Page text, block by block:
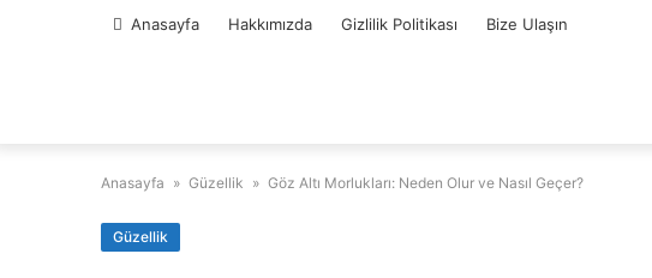
Anasayfa Hakkımızda Gizlilik Politikası Bize Ulaşın
Anasayfa » Güzellik » Göz Altı Morlukları: Neden Olur ve Nasıl Geçer?
Güzellik